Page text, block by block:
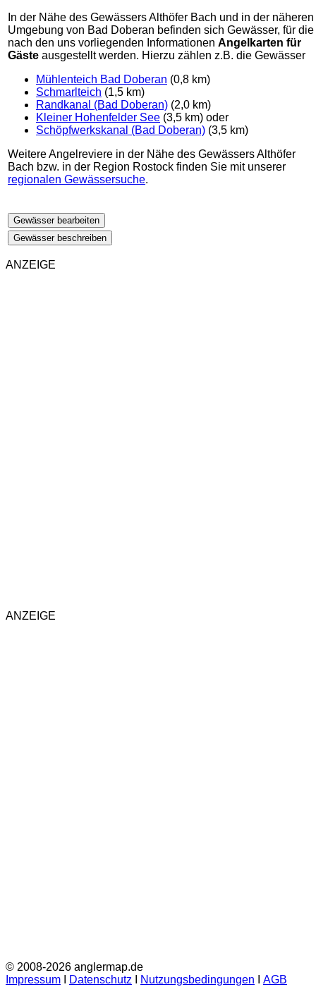
In der Nähe des Gewässers Althöfer Bach und in der näheren
Umgebung von Bad Doberan befinden sich Gewässer, für die
nach den uns vorliegenden Informationen Angelkarten für
Gäste ausgestellt werden. Hierzu zählen z.B. die Gewässer
Mühlenteich Bad Doberan (0,8 km)
Schmarlteich (1,5 km)
Randkanal (Bad Doberan) (2,0 km)
Kleiner Hohenfelder See (3,5 km) oder
Schöpfwerkskanal (Bad Doberan) (3,5 km)
Weitere Angelreviere in der Nähe des Gewässers Althöfer
Bach bzw. in der Region Rostock finden Sie mit unserer
regionalen Gewässersuche.
Gewässer bearbeiten
Gewässer beschreiben
ANZEIGE
ANZEIGE
© 2008-2026 anglermap.de
Impressum
Datenschutz Nutzungsbedingungen AGB